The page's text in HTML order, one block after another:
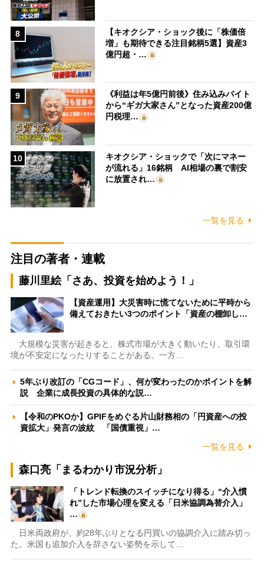
8
【キオクシア・ショック後に「株価倍
増」も期待できる注目銘柄5選】資産3
億円超・…
9
《利益は年5億円前後》住み込みバイト
から“ギガ大家さん”となった資産200億
円税理…
10
キオクシア・ショックで「次にマネー
が流れる」16銘柄 AI相場の裏で割安
に放置され…
一覧を見る
注目の著者・連載
藤川里絵「さあ、投資を始めよう！」
【資産運用】大災害時に慌てないために平時から
備えておきたい3つのポイント「資産の棚卸し…
大規模な災害が起きると、株式市場が大きく動いたり、取引環
境が不安定になったりすることがある。一方…
5年ぶり改訂の「CGコード」、何が変わったのかポイントを解
説 企業に成長投資の具体的な説…
【令和のPKOか】GPIFをめぐる片山財務相の「円資産への投
資拡大」発言の波紋 「国債重視」…
一覧を見る
森口亮「まるわかり市況分析」
「トレンド転換のスイッチになり得る」“介入慣
れ”した市場心理を変える「日米協調為替介入」
…
日米両政府が、約28年ぶりとなる円買いの協調介入に踏み切っ
た。米国も追加介入を辞さない姿勢を示して…